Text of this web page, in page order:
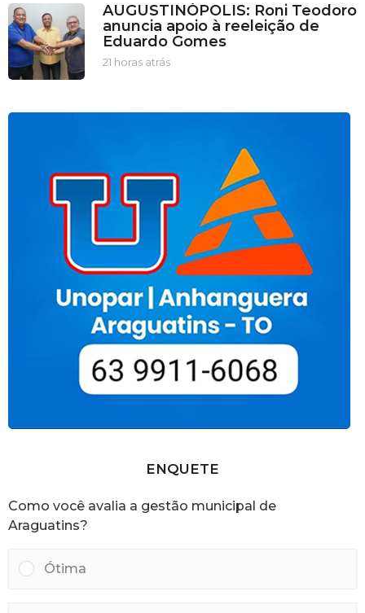
t
r
á
o
r
a
AUGUSTINÓPOLIS: Roni Teodoro
anuncia apoio à reeleição de
Eduardo Gomes
21 horas atrás2
a
r
ENQUETE
Como você avalia a gestão municipal de
Araguatins?
Ótima